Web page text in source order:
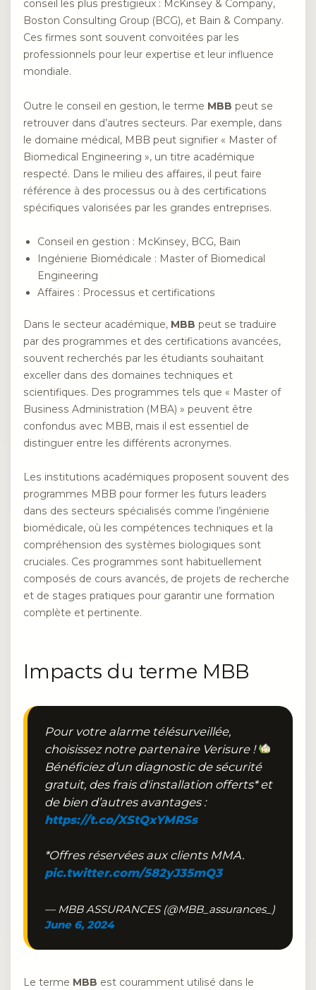
conseil les plus prestigieux : McKinsey & Company,
Boston Consulting Group (BCG), et Bain & Company.
Ces firmes sont souvent convoitées par les
professionnels pour leur expertise et leur influence
mondiale.
Outre le conseil en gestion, le terme MBB peut se
retrouver dans d’autres secteurs. Par exemple, dans
le domaine médical, MBB peut signifier « Master of
Biomedical Engineering », un titre académique
respecté. Dans le milieu des affaires, il peut faire
référence à des processus ou à des certifications
spécifiques valorisées par les grandes entreprises.
Conseil en gestion : McKinsey, BCG, Bain
Ingénierie Biomédicale : Master of Biomedical
Engineering
Affaires : Processus et certifications
Dans le secteur académique, MBB peut se traduire
par des programmes et des certifications avancées,
souvent recherchés par les étudiants souhaitant
exceller dans des domaines techniques et
scientifiques. Des programmes tels que « Master of
Business Administration (MBA) » peuvent être
confondus avec MBB, mais il est essentiel de
distinguer entre les différents acronymes.
Les institutions académiques proposent souvent des
programmes MBB pour former les futurs leaders
dans des secteurs spécialisés comme l’ingénierie
biomédicale, où les compétences techniques et la
compréhension des systèmes biologiques sont
cruciales. Ces programmes sont habituellement
composés de cours avancés, de projets de recherche
et de stages pratiques pour garantir une formation
complète et pertinente.
Impacts du terme MBB
Pour votre alarme télésurveillée,
choisissez notre partenaire Verisure !
Bénéficiez d’un diagnostic de sécurité
gratuit, des frais d'installation offerts* et
de bien d’autres avantages :
https://t.co/XStQxYMRSs
*Offres réservées aux clients MMA.
pic.twitter.com/582yJ35mQ3
— MBB ASSURANCES (@MBB_assurances_)
June 6, 2024
Le terme MBB est couramment utilisé dans le